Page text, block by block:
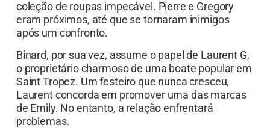
coleção de roupas impecável. Pierre e Gregory
eram próximos, até que se tornaram inimigos
após um confronto.
Binard, por sua vez, assume o papel de Laurent G,
o proprietário charmoso de uma boate popular em
Saint Tropez. Um festeiro que nunca cresceu,
Laurent concorda em promover uma das marcas
de Emily. No entanto, a relação enfrentará
problemas.